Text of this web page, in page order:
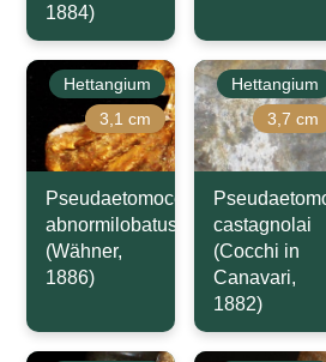
1884)
Hettangium
3,1 cm
Pseudaetomoceras
abnormilobatus
(Wähner,
1886)
Hettangium
3,7 cm
castagnolai
(Cocchi in
Canavari,
1882)